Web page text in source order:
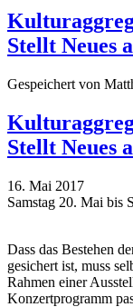
Stellt Neues
Gespeichert von
Stellt Neues
16. Mai 2017
Samstag 20. Mai bis
Dass das Bestehen
gesichert ist, muss
Rahmen einer
Konzertprogramm